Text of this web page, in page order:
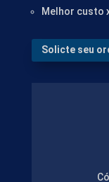
Melhor custo
Solicte seu